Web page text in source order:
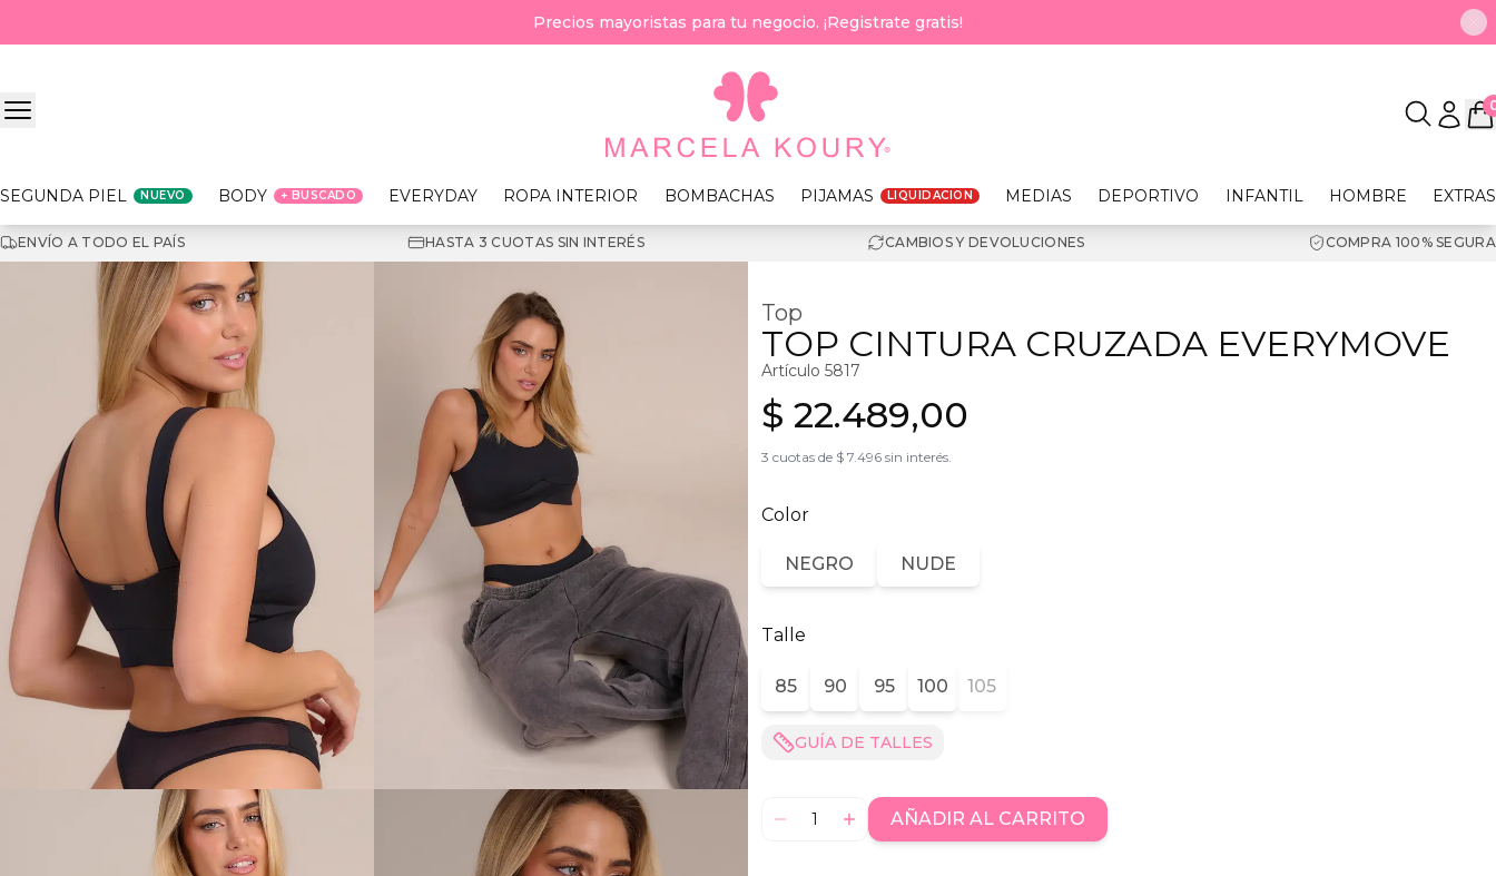
Precios mayoristas para tu negocio. ¡Registrate gratis!
SEGUNDA PIEL NUEVO BODY + BUSCADO EVERYDAY ROPA INTERIOR BOMBACHAS PIJAMAS LIQUIDACION MEDIAS DEPORTIVO INFANTIL HOMBRE EXTRAS
ENVÍO A TODO EL PAÍS HASTA 3 CUOTAS SIN INTERÉS CAMBIOS Y DEVOLUCIONES COMPRA 100% SEGURA
Top
TOP CINTURA CRUZADA EVERYMOVE
Artículo 5817
$ 22.489,00
3 cuotas de $ 7.496 sin interés.
Color
NEGRO NUDE
Talle
85 90 95 100 105
GUÍA DE TALLES
1 AÑADIR AL CARRITO